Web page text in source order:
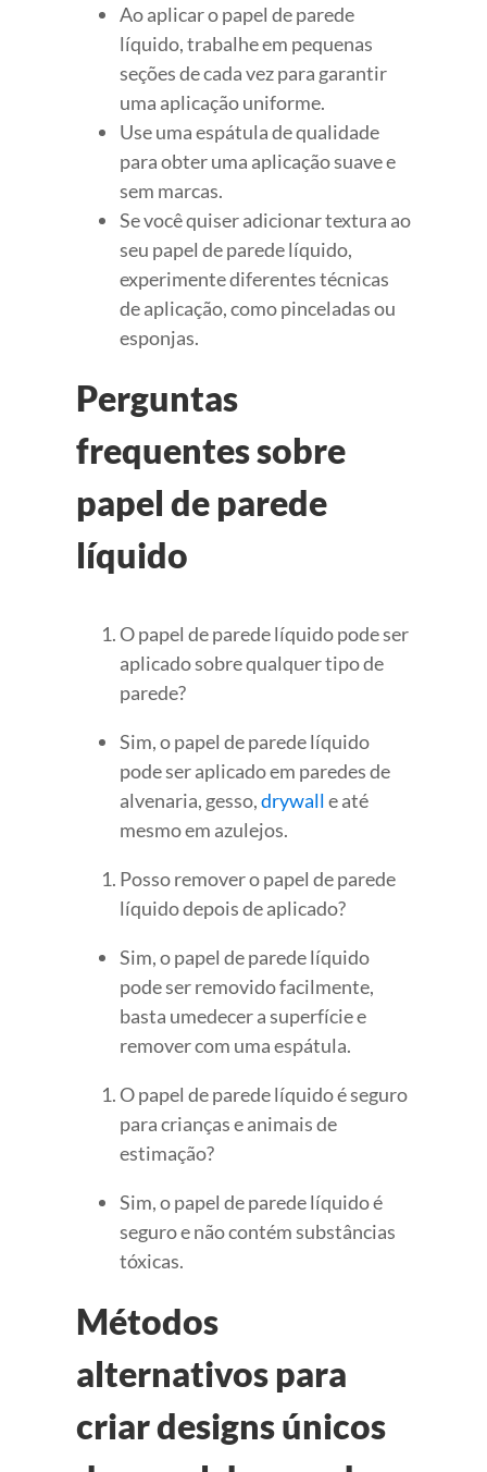
Ao aplicar o papel de parede
líquido, trabalhe em pequenas
seções de cada vez para garantir
uma aplicação uniforme.
Use uma espátula de qualidade
para obter uma aplicação suave e
sem marcas.
Se você quiser adicionar textura ao
seu papel de parede líquido,
experimente diferentes técnicas
de aplicação, como pinceladas ou
esponjas.
Perguntas
frequentes sobre
papel de parede
líquido
O papel de parede líquido pode ser
aplicado sobre qualquer tipo de
parede?
Sim, o papel de parede líquido
pode ser aplicado em paredes de
alvenaria, gesso,drywalle até
mesmo em azulejos.
Posso remover o papel de parede
líquido depois de aplicado?
Sim, o papel de parede líquido
pode ser removido facilmente,
basta umedecer a superfície e
remover com uma espátula.
O papel de parede líquido é seguro
para crianças e animais de
estimação?
Sim, o papel de parede líquido é
seguro e não contém substâncias
tóxicas.
Métodos
alternativos para
criar designs únicos